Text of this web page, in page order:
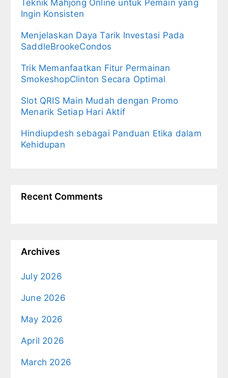
Teknik Mahjong Online untuk Pemain yang
Ingin Konsisten
Menjelaskan Daya Tarik Investasi Pada
SaddleBrookeCondos
Trik Memanfaatkan Fitur Permainan
SmokeshopClinton Secara Optimal
Slot QRIS Main Mudah dengan Promo
Menarik Setiap Hari Aktif
Hindiupdesh sebagai Panduan Etika dalam
Kehidupan
Recent Comments
Archives
July 2026
June 2026
May 2026
April 2026
March 2026